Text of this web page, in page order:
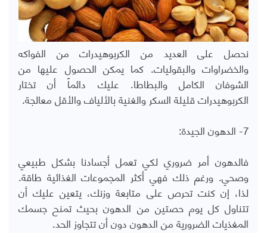
نحصل على العديد من الكربوهيدرات من الفواكه
والخضراوات والبقوليات. كما يمكن الحصول عليها من
الشوفان الكامل والبطاطا. عليك دائماً أن تختار
الكربوهيدرات قليلة السكر والغنية بالألياف والأقل معالجة.
7- الدهون الجيدة:
فالدهون أمر ضروري لكي تعمل أجسادنا بشكل طبيعي
وصحي. ورغم ذلك فهي أكثر المجموعات الغذائية طاقة.
لذا، إن كنت تحرص على متابعة وزنك، يتعين عليك أن
تتناول كل يوم حصتين من الدهون بحيث تمنح جسمك
المغذيات الضرورية من الدهون دون أن تتجاوز الحد.